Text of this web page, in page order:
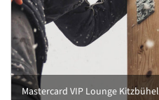
Mastercard VIP Lounge Kitzbühel